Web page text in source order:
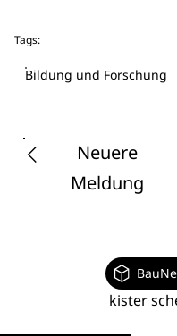
Tags:
Bildung und Forschung
Neuere
Meldung
kister